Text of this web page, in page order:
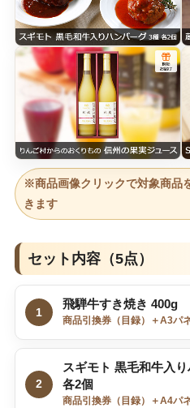
※商品画像クリックで対象商品
きます
セット内容（5点）
1
飛騨牛すき焼き 400g
商品引換券（目録）＋A3パ
2
スギモト 黒毛和牛入
各2個
商品引換券（目録）＋A4パ